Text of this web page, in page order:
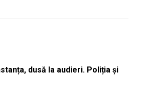
dusă la audieri. Poliția și